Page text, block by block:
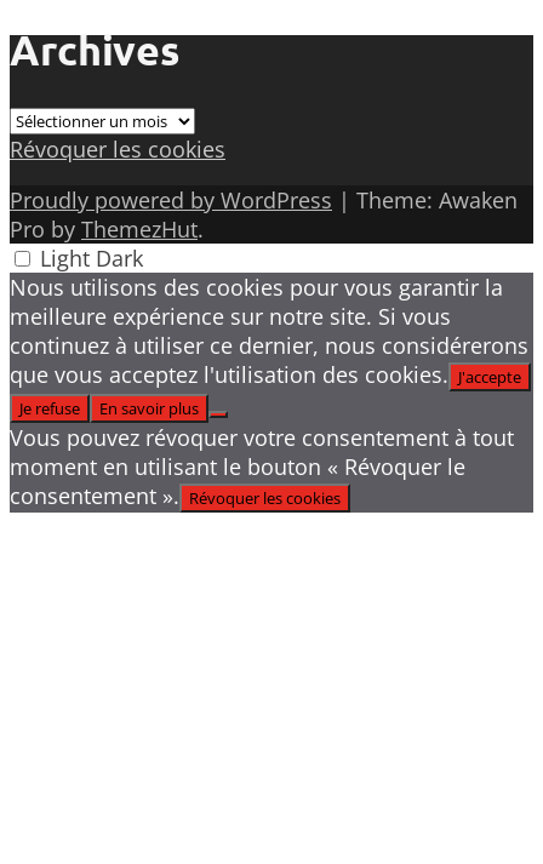
Archives
Archives
Révoquer les cookies
Proudly powered by WordPress | Theme: Awaken
Pro by ThemezHut.
Light Dark
Nous utilisons des cookies pour vous garantir la
meilleure expérience sur notre site. Si vous
continuez à utiliser ce dernier, nous considérerons
que vous acceptez l'utilisation des cookies. J'accepte
Je refuse
En savoir plus
Vous pouvez révoquer votre consentement à tout
moment en utilisant le bouton « Révoquer le
consentement ». Révoquer les cookies